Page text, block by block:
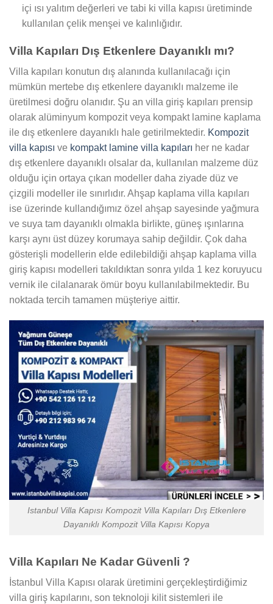
içi ısı yalıtım değerleri ve tabi ki villa kapısı üretiminde
kullanılan çelik menşei ve kalınlığıdır.
Villa Kapıları Dış Etkenlere Dayanıklı mı?
Villa kapıları konutun dış alanında kullanılacağı için
mümkün mertebe dış etkenlere dayanıklı malzeme ile
üretilmesi doğru olanıdır. Şu an villa giriş kapıları prensip
olarak alüminyum kompozit veya kompakt lamine kaplama
ile dış etkenlere dayanıklı hale getirilmektedir. Kompozit
villa kapısı ve kompakt lamine villa kapıları her ne kadar
dış etkenlere dayanıklı olsalar da, kullanılan malzeme düz
olduğu için ortaya çıkan modeller daha ziyade düz ve
çizgili modeller ile sınırlıdır. Ahşap kaplama villa kapıları
ise üzerinde kullandığımız özel ahşap sayesinde yağmura
ve suya tam dayanıklı olmakla birlikte, güneş ışınlarına
karşı aynı üst düzey korumaya sahip değildir. Çok daha
gösterişli modellerin elde edilebildiği ahşap kaplama villa
giriş kapısı modelleri takıldıktan sonra yılda 1 kez koruyucu
vernik ile cilalanarak ömür boyu kullanılabilmektedir. Bu
noktada tercih tamamen müşteriye aittir.
Istanbul Villa Kapısı Kompozit Villa Kapıları Dış Etkenlere
Dayanıklı Kompozit Villa Kapısı Kopya
Villa Kapıları Ne Kadar Güvenli ?
İstanbul Villa Kapısı olarak üretimini gerçekleştirdiğimiz
villa giriş kapılarını, son teknoloji kilit sistemleri ile